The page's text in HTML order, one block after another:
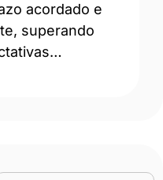
acordado e
superando